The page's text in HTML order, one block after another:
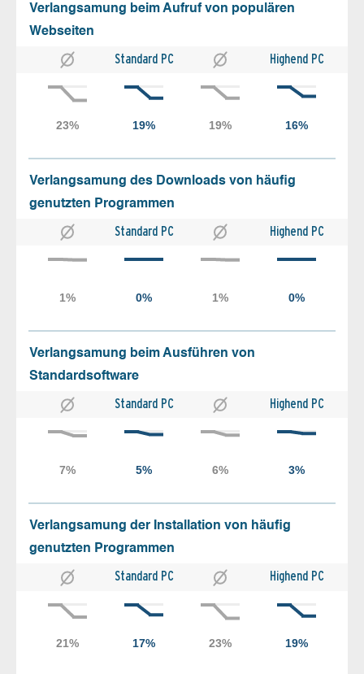
Verlangsamung beim Aufruf von populären
Webseiten
Standard PC Highend PC
Verlangsamung des Downloads von häufig
genutzten Programmen
Standard PC Highend PC
Verlangsamung beim Ausführen von
Standardsoftware
Standard PC Highend PC
Verlangsamung der Installation von häufig
genutzten Programmen
Standard PC Highend PC